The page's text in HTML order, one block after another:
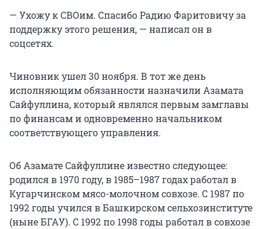
— Ухожу к СВОим. Спасибо Радию Фаритовичу за
поддержку этого решения, — написал он в
соцсетях.
Чиновник ушел 30 ноября. В тот же день
исполняющим обязанности назначили Азамата
Сайфуллина, который являлся первым замглавы
по финансам и одновременно начальником
соответствующего управления.
Об Азамате Сайфуллине известно следующее:
родился в 1970 году, в 1985–1987 годах работал в
Кугарчинском мясо-молочном совхозе. С 1987 по
1992 годы учился в Башкирском сельхозинституте
(ныне БГАУ). С 1992 по 1998 годы работал в совхозе